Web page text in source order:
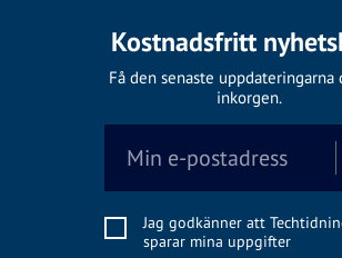
Kostnadsfritt
Få den senaste uppdateringarna
inkorgen.
Jag godkänner att
sparar mina uppgifter